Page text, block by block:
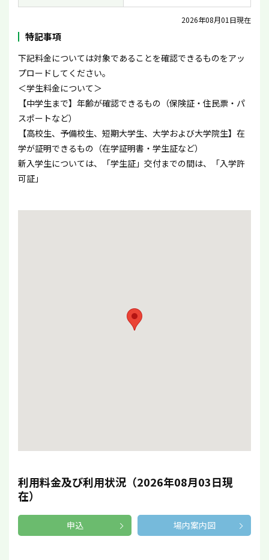
2026年08月01日現在
特記事項
下記料金については対象であることを確認できるものをアッ
プロードしてください。
＜学生料金について＞
【中学生まで】年齢が確認できるもの（保険証・住民票・パ
スポートなど）
【高校生、予備校生、短期大学生、大学および大学院生】在
学が証明できるもの（在学証明書・学生証など）
新入学生については、「学生証」交付までの間は、「入学許
可証」
利用料金及び利用状況（2026年08月03日現
在）
申込 場内案内図